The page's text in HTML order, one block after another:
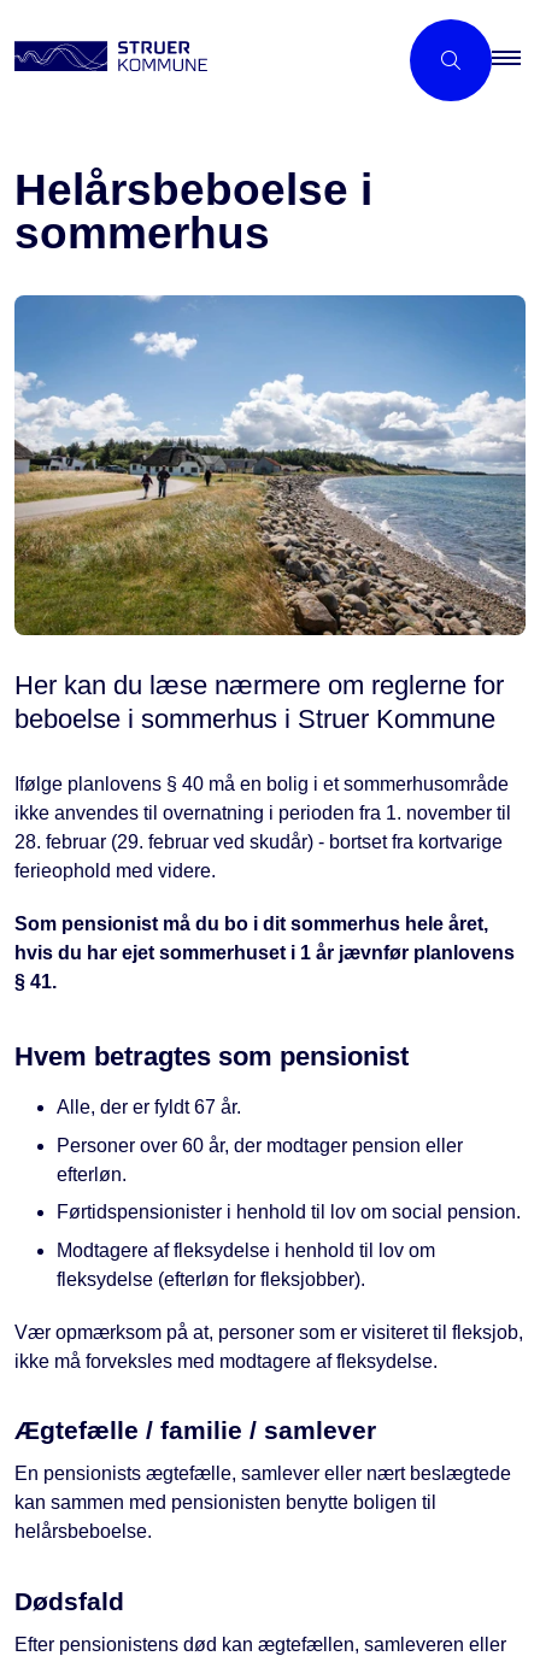
Helårsbeboelse i
sommerhus
Her kan du læse nærmere om reglerne for
beboelse i sommerhus i Struer Kommune
Ifølge planlovens § 40 må en bolig i et sommerhusområde
ikke anvendes til overnatning i perioden fra 1. november til
28. februar (29. februar ved skudår) - bortset fra kortvarige
ferieophold med videre.
Som pensionist må du bo i dit sommerhus hele året,
hvis du har ejet sommerhuset i 1 år jævnfør planlovens
§ 41.
Hvem betragtes som pensionist
Alle, der er fyldt 67 år.
Personer over 60 år, der modtager pension eller
efterløn.
Førtidspensionister i henhold til lov om social pension.
Modtagere af fleksydelse i henhold til lov om
fleksydelse (efterløn for fleksjobber).
Vær opmærksom på at, personer som er visiteret til fleksjob,
ikke må forveksles med modtagere af fleksydelse.
Ægtefælle / familie / samlever
En pensionists ægtefælle, samlever eller nært beslægtede
kan sammen med pensionisten benytte boligen til
helårsbeboelse.
Dødsfald
Efter pensionistens død kan ægtefællen, samleveren eller